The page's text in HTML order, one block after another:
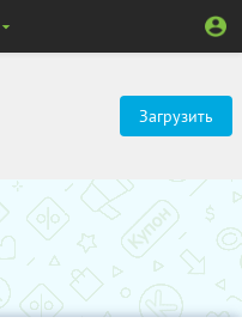
Загрузить